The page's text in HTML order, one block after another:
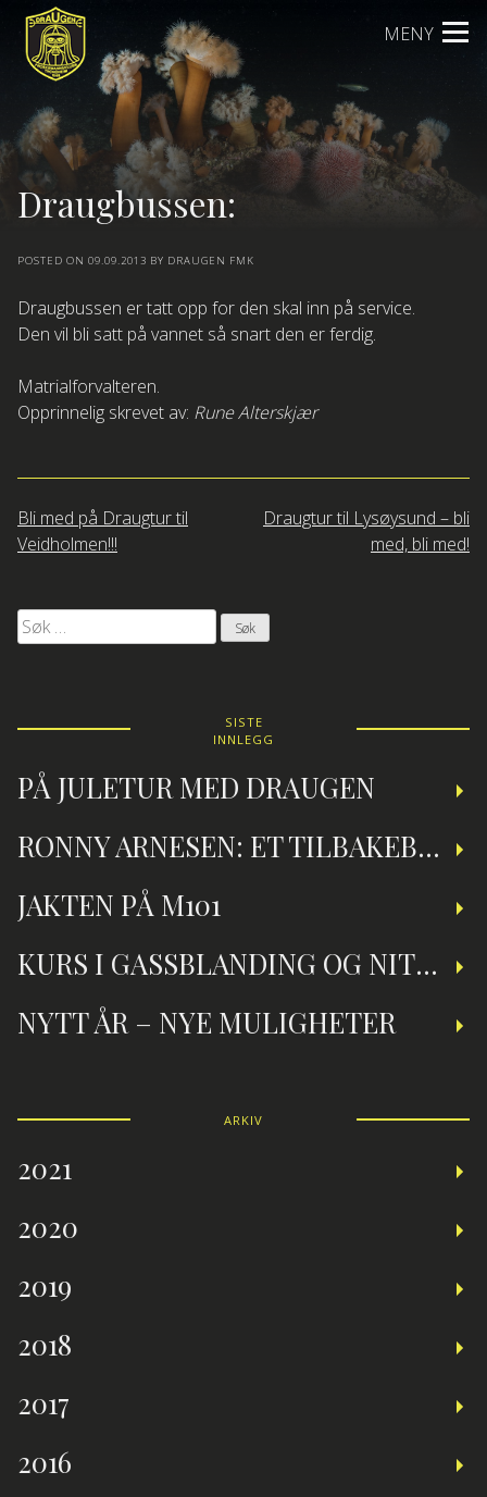
Skip
content
MENY
Draugbussen:
POSTED ON 09.09.2013 BY DRAUGEN FMK
Draugbussen er tatt opp for den skal inn på service.
Den vil bli satt på vannet så snart den er ferdig.
Matrialforvalteren.
Opprinnelig skrevet av: Rune Alterskjær
Innleggsnavigasjon
Bli med på Draugtur til
Veidholmen!!!
Draugtur til Lysøysund – bli
med, bli med!
Søk
etter:
SISTE
INNLEGG
PÅ JULETUR MED DRAUGEN
RONNY ARNESEN: ET TILBAKEBLIKK PÅ TEKNISK DYKKING
JAKTEN PÅ M101
KURS I GASSBLANDING OG NITROXDYKKING
NYTT ÅR – NYE MULIGHETER
ARKIV
2021
2020
2019
2018
2017
2016